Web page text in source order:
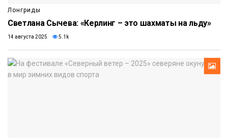
Лонгриды
Светлана Сычева: «Керлинг – это шахматы на льду»
14 августа 2025 5.1k